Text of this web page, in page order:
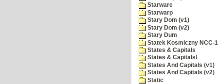
Starware
Starwarp
Stary Dom (v1)
Stary Dom (v2)
Stary Dum
Statek Kosmiczny NCC-
States & Capitals
States & Capitals!
States And Capitals (v1)
States And Capitals (v2)
Static